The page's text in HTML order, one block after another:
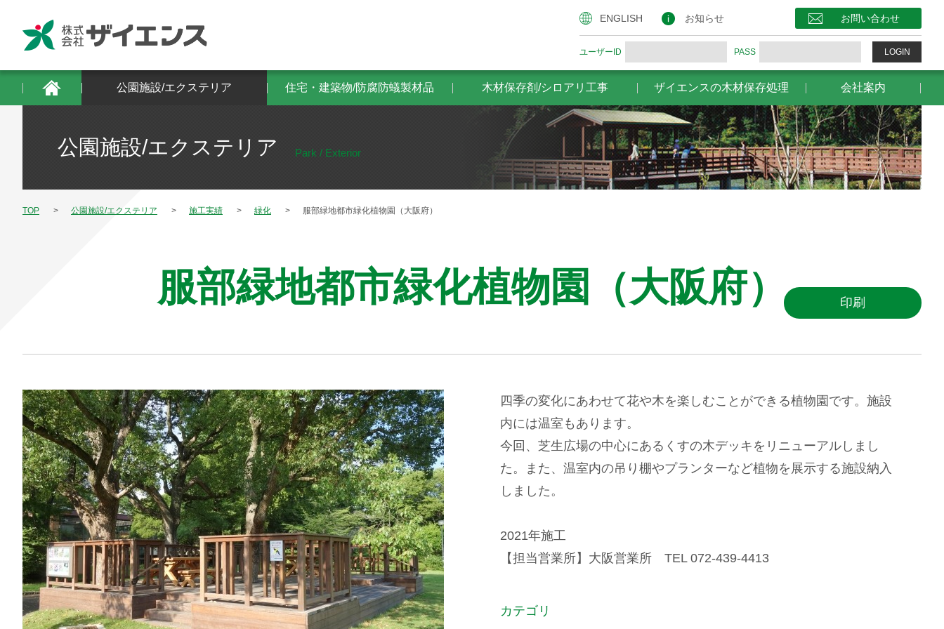
ENGLISH お知らせ お問い合わせ
ユーザーID PASS LOGIN
公園施設/エクステリア 住宅・建築物/防腐防蟻製材品 木材保存剤/シロアリ工事 ザイエンスの木材保存処理 会社案内
公園施設/エクステリア Park / Exterior
TOP 公園施設/エクステリア 施工実績 緑化 服部緑地都市緑化植物園（大阪府）
服部緑地都市緑化植物園（大阪府） 印刷
四季の変化にあわせて花や木を楽しむことができる植物園です。施設
内には温室もあります。
今回、芝生広場の中心にあるくすの木デッキをリニューアルしまし
た。また、温室内の吊り棚やプランターなど植物を展示する施設納入
しました。
2021年施工
【担当営業所】大阪営業所 TEL 072-439-4413
カテゴリ
ザイエンスの木材保存処理 会社案内 お問い合わせ